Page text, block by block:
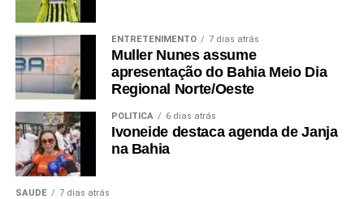
ENTRETENIMENTO 7 dias atrás
Muller Nunes assume
apresentação do Bahia Meio Dia
Regional Norte/Oeste
POLÍTICA 6 dias atrás
Ivoneide destaca agenda de Janja
na Bahia
SAÚDE 7 dias atrás